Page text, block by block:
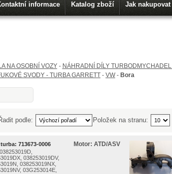
informace Katalog zboží Jak nakupovat
NA OSOBNÍ VOZY- NÁHRADNÍ DÍLY
SVODY - TURBA GARRETT - VW- Bora
podle: Položek na stranu:
038253019DV,
038253019NX,
03G253014E,
713673-0006 Motor: ATD/ASV